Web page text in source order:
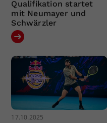
Qualifikation startet
mit Neumayer und
Schwärzler
17.10.2025